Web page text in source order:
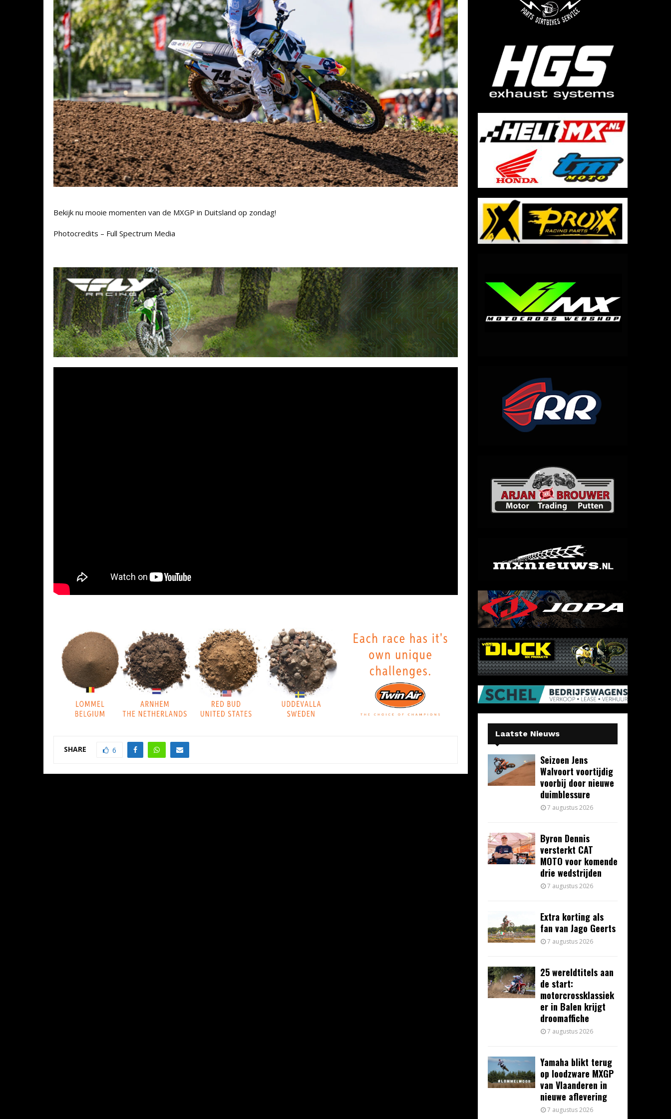
Bekijk nu mooie momenten van de MXGP in Duitsland op zondag!
Photocredits – Full Spectrum Media
SHARE 6
Laatste Nieuws
Seizoen Jens
Walvoort voortijdig
voorbij door nieuwe
duimblessure
7 augustus 2026
Byron Dennis
versterkt CAT
MOTO voor komende
drie wedstrijden
7 augustus 2026
Extra korting als
fan van Jago Geerts
7 augustus 2026
25 wereldtitels aan
de start:
motorcrossklassiek
er in Balen krijgt
droomaffiche
7 augustus 2026
Yamaha blikt terug
op loodzware MXGP
van Vlaanderen in
nieuwe aflevering
7 augustus 2026